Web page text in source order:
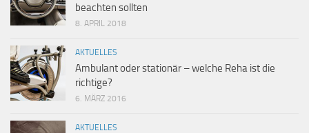
beachten sollten
8. APRIL 2018
AKTUELLES
Ambulant oder stationär – welche Reha ist die
richtige?
6. MÄRZ 2016
AKTUELLES